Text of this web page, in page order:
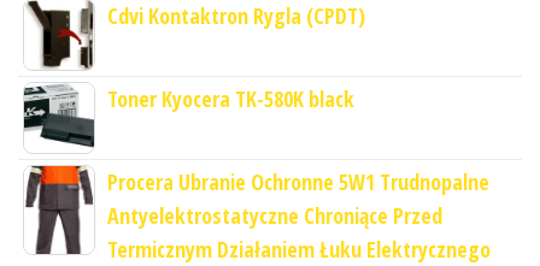
Cdvi Kontaktron Rygla (CPDT)
Toner Kyocera TK-580K black
Procera Ubranie Ochronne 5W1 Trudnopalne
Antyelektrostatyczne Chroniące Przed
Termicznym Działaniem Łuku Elektrycznego